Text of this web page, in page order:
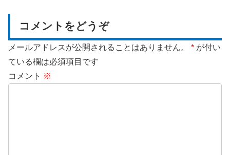
コメントをどうぞ
メールアドレスが公開されることはありません。 * が付い
ている欄は必須項目です
コメント ※